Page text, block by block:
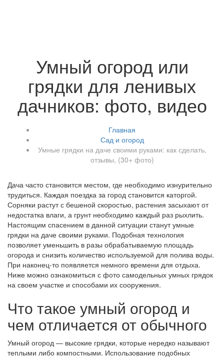
Умный огород или
грядки для ленивых
дачников: фото, видео
Главная
Сад и огород
Умные грядки на даче своими руками: как сделать,
отзывы, (30+ фото)
Дача часто становится местом, где необходимо изнурительно
трудиться. Каждая поездка за город становится каторгой.
Сорняки растут с бешеной скоростью, растения засыхают от
недостатка влаги, а грунт необходимо каждый раз рыхлить.
Настоящим спасением в данной ситуации станут умные
грядки на даче своими руками. Подобная технология
позволяет уменьшить в разы обрабатываемую площадь
огорода и снизить количество используемой для полива воды.
При наконец-то появляется немного времени для отдыха.
Ниже можно ознакомиться с фото самодельных умных грядок
на своем участке и способами их сооружения.
Что такое умный огород и
чем отличается от обычного
Умный огород — высокие грядки, которые нередко называют
теплыми либо компостными. Использование подобных